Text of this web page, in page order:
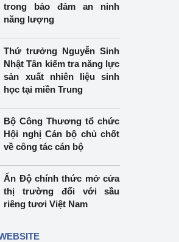
trong bảo đảm an ninh
năng lượng
Thứ trưởng Nguyễn Sinh
Nhật Tân kiểm tra năng lực
sản xuất nhiên liệu sinh
học tại miền Trung
Bộ Công Thương tổ chức
Hội nghị Cán bộ chủ chốt
về công tác cán bộ
Ấn Độ chính thức mở cửa
thị trường đối với sầu
riêng tươi Việt Nam